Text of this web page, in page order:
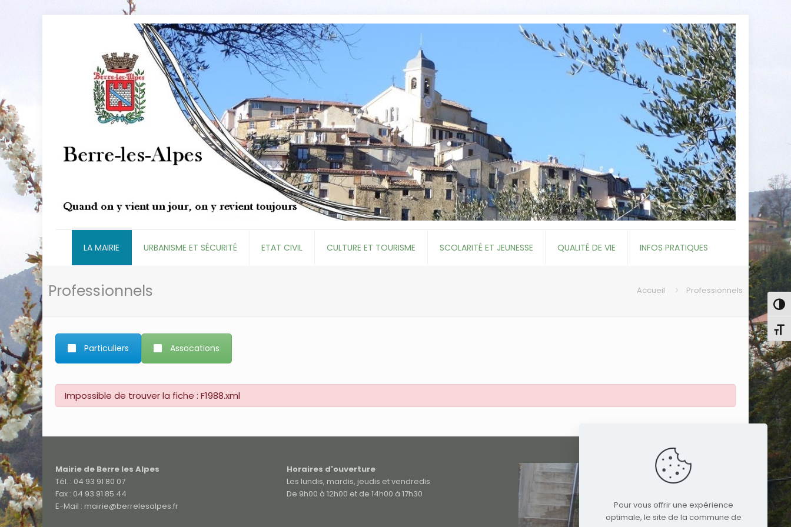
LA MAIRIE URBANISME ET SÉCURITÉ ETAT CIVIL CULTURE ET TOURISME SCOLARITÉ ET JEUNESSE QUALITÉ DE VIE INFOS PRATIQUES
Professionnels Accueil Professionnels
Particuliers Assocations
Impossible de trouver la fiche : F1988.xml
Mairie de Berre les Alpes
Tél. : 04 93 91 80 07
Fax : 04 93 91 85 44
E-Mail : mairie@berrelesalpes.fr
Horaires d'ouverture
Les lundis, mardis, jeudis et vendredis
De 9h00 à 12h00 et de 14h00 à 17h30
Pour vous offrir une expérience
optimale, le site de la commune de